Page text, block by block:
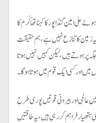
امین گنڈا پور کا کہنا تھا کُرم کا
یہ زمین کا تنازع نہیں ہے، ہم حقیقت
ہوتےہیں، لیکن کہیں نہیں ہوتا
کسی ایک قوم میں ہوتا ہو گا۔
عالمی اور بیرونی قوتیں پوری طرح
فراہم کر رہی ہیں، یہ طاقتیں